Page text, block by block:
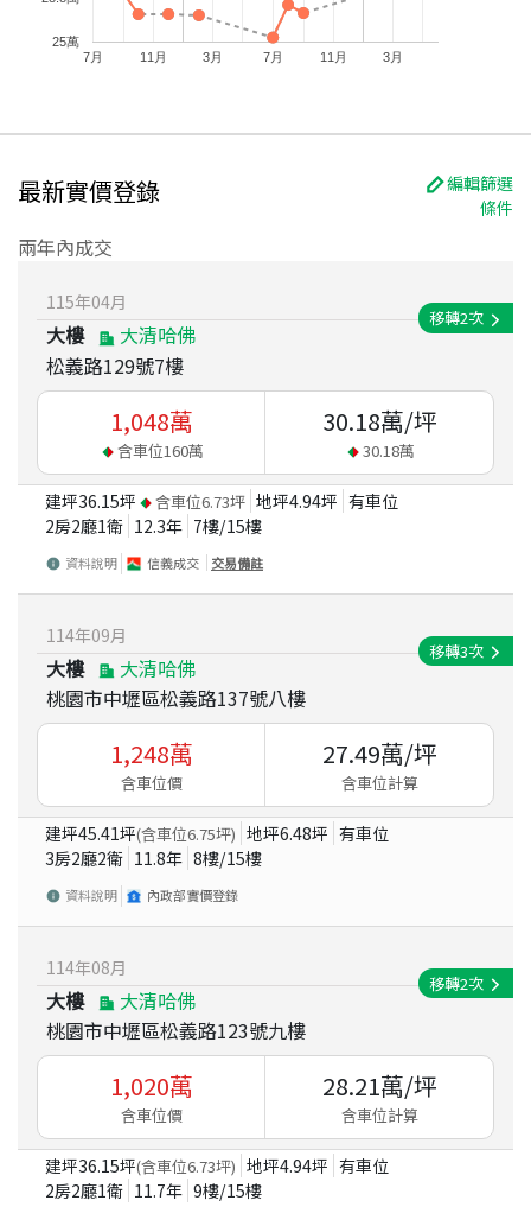
7月 11月 3月 7月 11月 3月
25萬
最新實價登錄
編輯篩選
條件
兩年內成交
115年04月
大樓
大清哈佛
松義路129號7樓
移轉2次
1,048萬
含車位160萬
30.18萬/坪
30.18萬
建坪36.15坪 含車位6.73坪 地坪4.94坪 有車位
2房2廳1衛 12.3年 7樓/15樓
資料說明 信義成交 交易備註
114年09月
大樓
大清哈佛
桃園市中壢區松義路137號八樓
移轉3次
1,248萬
含車位價
27.49萬/坪
含車位計算
建坪45.41坪(含車位6.75坪) 地坪6.48坪 有車位
3房2廳2衛 11.8年 8樓/15樓
資料說明 內政部實價登錄
114年08月
大樓
大清哈佛
桃園市中壢區松義路123號九樓
移轉2次
1,020萬
含車位價
28.21萬/坪
含車位計算
建坪36.15坪(含車位6.73坪) 地坪4.94坪 有車位
2房2廳1衛 11.7年 9樓/15樓